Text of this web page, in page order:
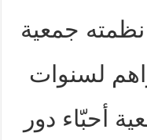
نظمته جمعية
لسنوات
أحبّاء دور